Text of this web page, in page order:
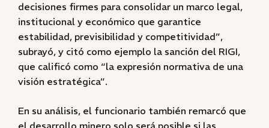
decisiones firmes para consolidar un marco legal,
institucional y económico que garantice
estabilidad, previsibilidad y competitividad”,
subrayó, y citó como ejemplo la sanción del RIGI,
que calificó como “la expresión normativa de una
visión estratégica”.
En su análisis, el funcionario también remarcó que
el desarrollo minero solo será posible si las